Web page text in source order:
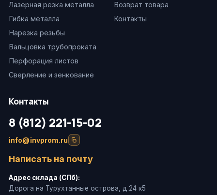
Лазерная резка металла
Гибка металла
Нарезка резьбы
Вальцовка трубопроката
Перфорация листов
Сверление и зенкование
Возврат товара
Контакты
Контакты
8 (812) 221-15-02
info@invprom.ru
Написать на почту
Адрес склада (СПб):
Дорога на Турухтанные острова, д.24 к5